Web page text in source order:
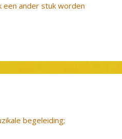
een ander stuk worden
begeleiding;